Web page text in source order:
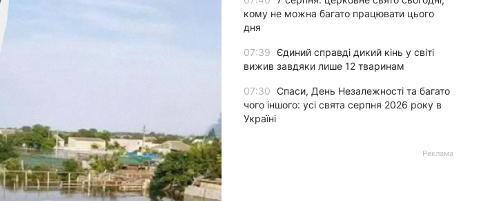
кому не можна багато працювати цього
дня
07:39 Єдиний справді дикий кінь у світі
вижив завдяки лише 12 тваринам
07:30 Спаси, День Незалежності та багато
чого іншого: усі свята серпня 2026 року в
Україні
Реклама